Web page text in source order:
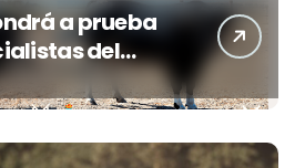
a prueba
del
en Villaseca